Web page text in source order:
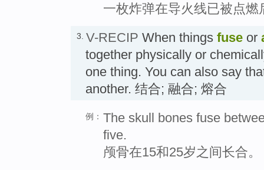
一枚炸弹在导火线已被点
3. V-RECIP When things fuse or
together physically or
one thing. You can also say
another. 结合; 融合; 熔合
例： The skull bones fuse
five.
颅骨在15和25岁之间长合。